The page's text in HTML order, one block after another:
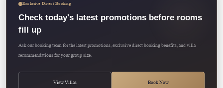
Exclusive Direct Booking
Check today's latest promotions before rooms
fill up
Ask our booking team for the latest promotions, exclusive direct booking benefits, and villa
recommendations for your group size.
View Villas Book Now